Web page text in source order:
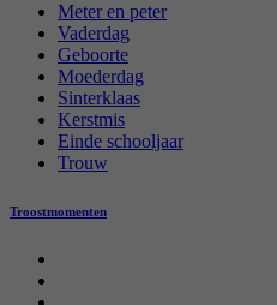
Meter en peter
Vaderdag
Geboorte
Moederdag
Sinterklaas
Kerstmis
Einde schooljaar
Trouw
Troostmomenten